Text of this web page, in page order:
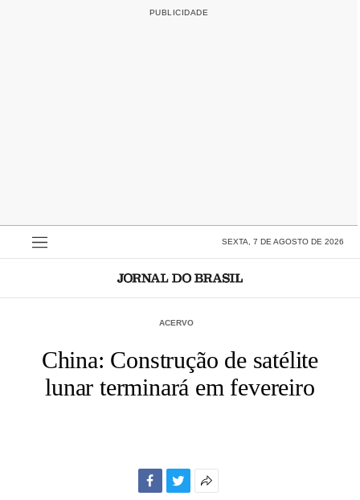
SEXTA, 7 DE AGOSTO DE 2026
ACERVO
China: Construção de satélite
lunar terminará em fevereiro